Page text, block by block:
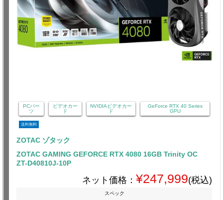
PCパー
ツ
ビデオカー
ド
NVIDIAビデオカー
ド
GeForce RTX 40 Series
GPU
送料無料
ZOTAC ゾタック
ZOTAC GAMING GEFORCE RTX 4080 16GB Trinity OC
ZT-D40810J-10P
ネット価格： ¥247,999(税込)
スペック